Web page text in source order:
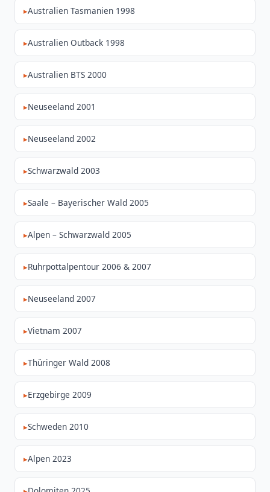
Australien Tasmanien 1998
Australien Outback 1998
Australien BTS 2000
Neuseeland 2001
Neuseeland 2002
Schwarzwald 2003
Saale – Bayerischer Wald 2005
Alpen – Schwarzwald 2005
Ruhrpottalpentour 2006 & 2007
Neuseeland 2007
Vietnam 2007
Thüringer Wald 2008
Erzgebirge 2009
Schweden 2010
Alpen 2023